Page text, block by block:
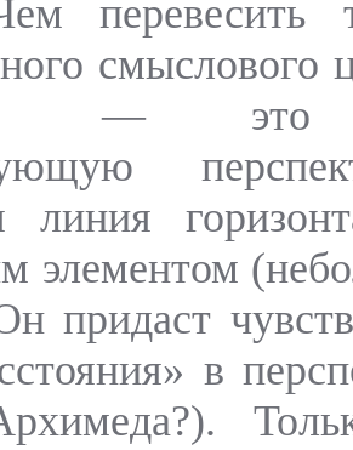
перевесить
смыслового
— это
линия
элементом
придаст
в